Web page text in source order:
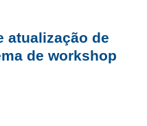
atualização de
de workshop